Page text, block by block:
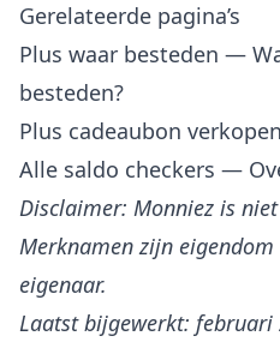
Gerelateerde pagina’s
Plus waar besteden —
besteden?
Plus cadeaubon verkopen
Alle saldo checkers —
Disclaimer: Monniez is
Merknamen zijn
eigenaar.
Laatst bijgewerkt: februari